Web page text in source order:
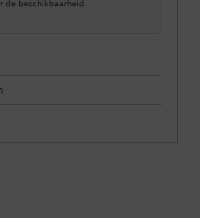
de beschikbaarheid.